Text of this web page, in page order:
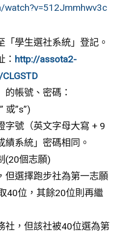
學生選社系統」登記。
： http://assota2-
帳號、密碼：
或”s”)
字號（英文字母大寫 + 9
績系統」密碼相同。
(20個志願)
但選擇跑步社為第一志願
40位，其餘20位則再繼
社，但該社被40位選為第